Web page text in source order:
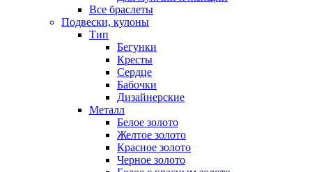
Все браслеты
Подвески, кулоны
Тип
Бегунки
Кресты
Сердце
Бабочки
Дизайнерские
Металл
Белое золото
Желтое золото
Красное золото
Черное золото